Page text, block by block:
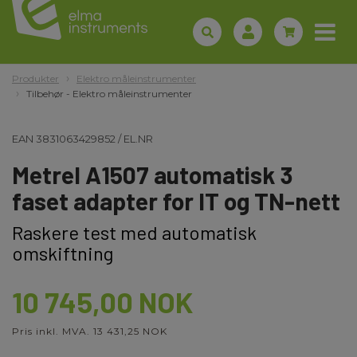
Produkter
Elektro måleinstrumenter
Tilbehør - Elektro måleinstrumenter
EAN 3831063429852 /EL.NR
Metrel A1507 automatisk 3
faset adapter for IT og TN-nett
Raskere test med automatisk
omskiftning
10 745,00 NOK
Pris inkl. MVA. 13 431,25 NOK